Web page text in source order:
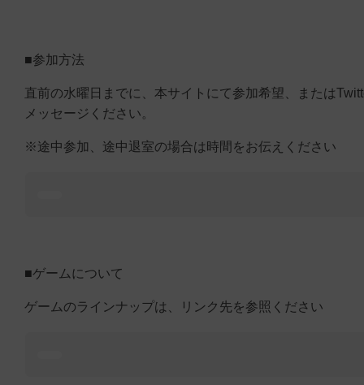
■参加方法
直前の水曜日までに、本サイトにて参加希望、または
メッセージください。
※途中参加、途中退室の場合は時間をお伝えください
■ゲームについて
ゲームのラインナップは、リンク先を参照ください